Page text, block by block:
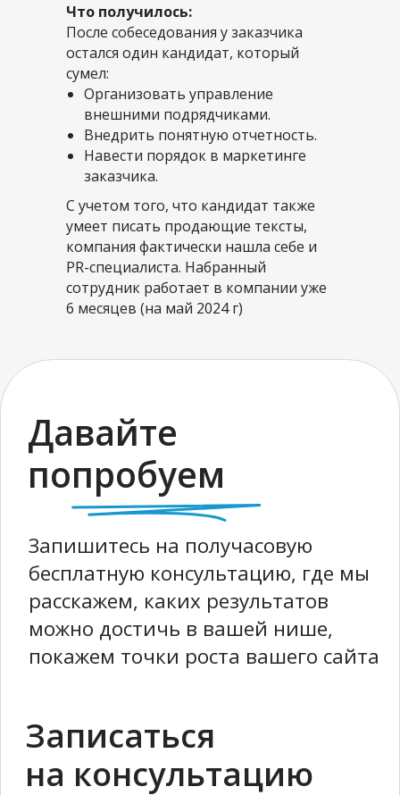
Что получилось:
После собеседования у заказчика
остался один кандидат, который
сумел:
Организовать управление
внешними подрядчиками.
Внедрить понятную отчетность.
Навести порядок в маркетинге
заказчика.
С учетом того, что кандидат также
умеет писать продающие тексты,
компания фактически нашла себе и
PR-специалиста. Набранный
сотрудник работает в компании уже
6 месяцев (на май 2024 г)